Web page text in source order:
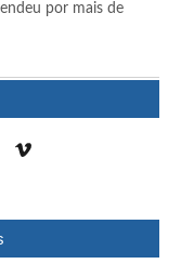
por mais de